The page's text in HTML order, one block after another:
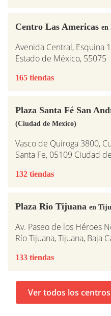
Centro Las Americas en
Avenida Central, Esquina
Estado de México, 55075
165 tiendas
Plaza Santa Fé San
(Ciudad de Mexico)
Vasco de Quiroga 3800,
Santa Fe, 05109 Ciudad
132 tiendas
Plaza Rio Tijuana en
Av. Paseo de los Héroes
Río Tijuana, Tijuana, Baja
133 tiendas
Ver todos los